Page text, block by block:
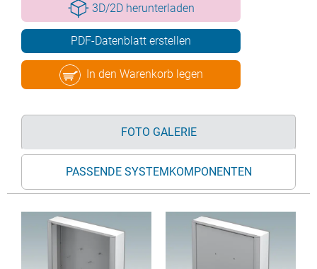
3D/2D herunterladen
PDF-Datenblatt erstellen
In den Warenkorb legen
FOTO GALERIE
PASSENDE SYSTEMKOMPONENTEN